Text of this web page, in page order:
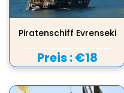
Piratenschiff Evrenseki
Preis :€18